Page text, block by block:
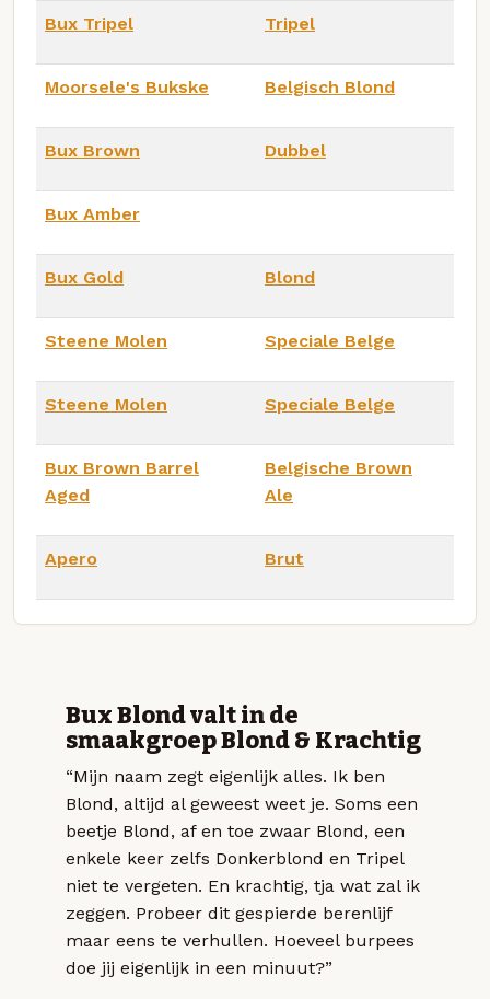
Bux Tripel Tripel
Moorsele's Bukske Belgisch Blond
Bux Brown Dubbel
Bux Amber
Bux Gold Blond
Steene Molen Speciale Belge
Steene Molen Speciale Belge
Bux Brown Barrel
Aged
Belgische Brown
Ale
Apero Brut
Bux Blond valt in de
smaakgroep Blond & Krachtig
“Mijn naam zegt eigenlijk alles. Ik ben
Blond, altijd al geweest weet je. Soms een
beetje Blond, af en toe zwaar Blond, een
enkele keer zelfs Donkerblond en Tripel
niet te vergeten. En krachtig, tja wat zal ik
zeggen. Probeer dit gespierde berenlijf
maar eens te verhullen. Hoeveel burpees
doe jij eigenlijk in een minuut?”